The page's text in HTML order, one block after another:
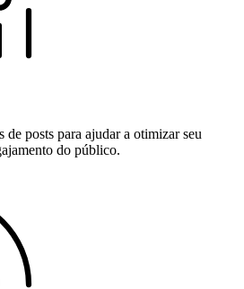
de posts para ajudar a otimizar seu
do público.